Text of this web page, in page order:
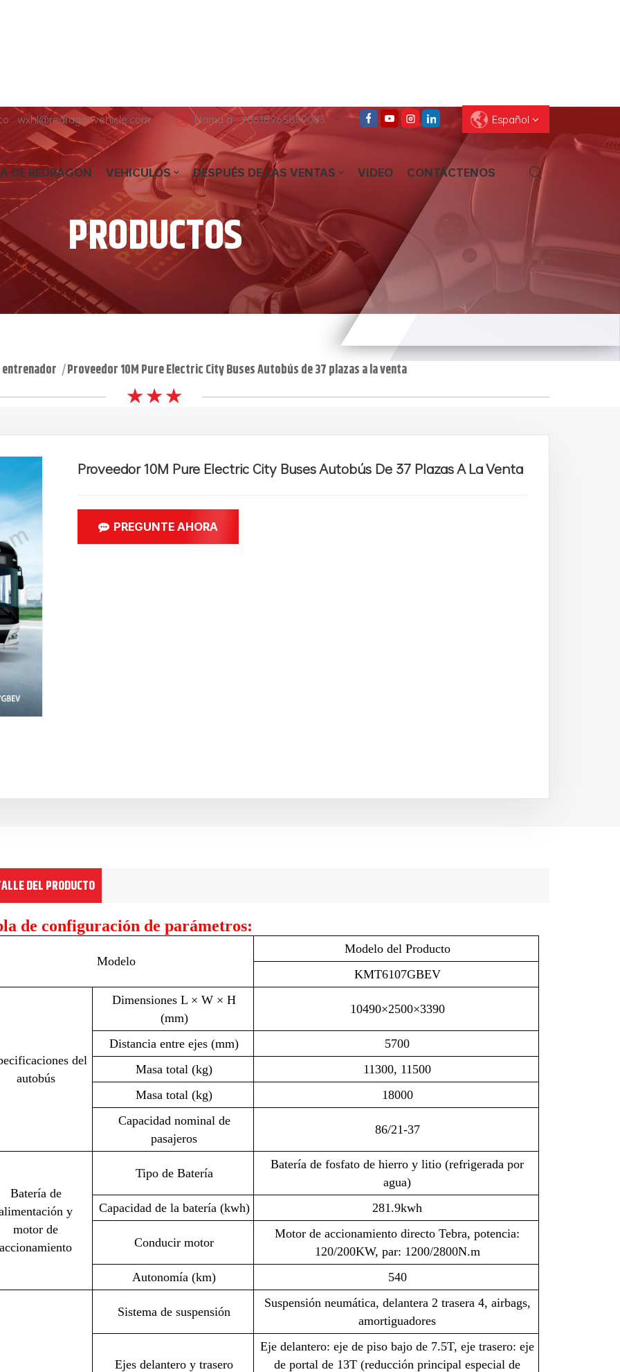
: wxhl@redragonvehicle.com Llama a : +8618965859083 Español
English
Français
Deutsch
Pусский
Español
العربية
DE REDRAGON VEHICULOS DESPUÉS DE LAS VENTAS VIDEO CONTÁCTENOS
PRODUCTOS
| Proveedor 10M Pure Electric City Buses Autobús de 37 plazas a la venta
★ ★ ★
Proveedor 10M Pure Electric City Buses Autobús De 37 Plazas A La Venta
PREGUNTE AHORA
DEL PRODUCTO
de configuración de parámetros:
Modelo
Modelo del Producto
KMT6107GBEV
del
autobús
Dimensiones L × W × H
(mm)
10490×2500×3390
Distancia entre ejes (mm)
5700
Masa total (kg)
11300, 11500
Masa total (kg)
18000
Capacidad nominal de
pasajeros
86/21-37
Batería de
y
motor de
accionamiento
Tipo de Batería
Batería de fosfato de hierro y litio (refrigerada por
agua)
Capacidad de la batería (kwh)
281.9kwh
Conducir motor
Motor de accionamiento directo Tebra, potencia:
120/200KW, par: 1200/2800N.m
Autonomía (km)
540
Sistema de suspensión
Suspensión neumática, delantera 2 trasera 4, airbags,
amortiguadores
Ejes delantero y trasero
Eje delantero: eje de piso bajo de 7.5T, eje trasero: eje
de portal de 13T (reducción principal especial de